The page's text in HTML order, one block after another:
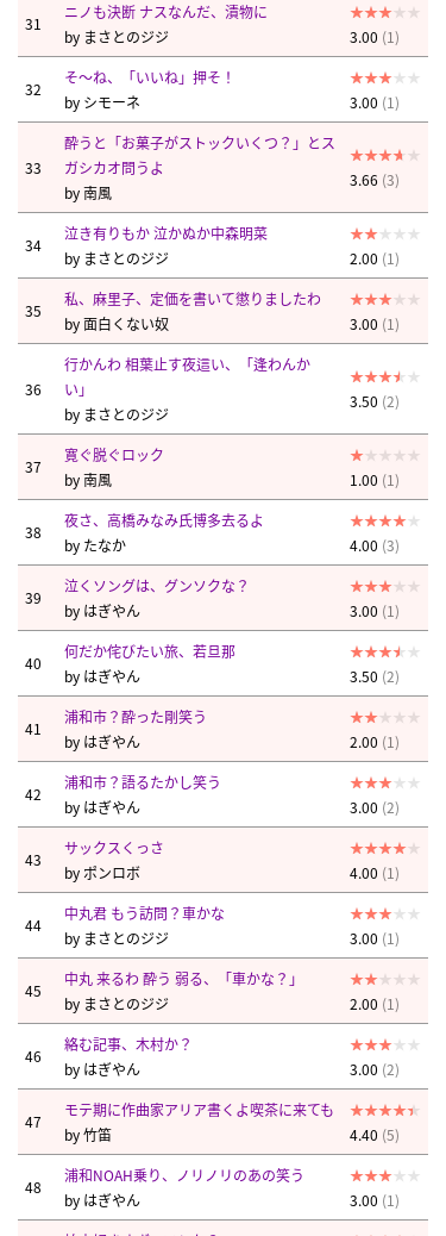
31
ニノも決断 ナスなんだ、漬物に
by まさとのジジ 3.00 (1)
32
そ～ね、「いいね」押そ！
by シモーネ 3.00 (1)
33
酔うと「お菓子がストックいくつ？」とス
ガシカオ問うよ
by南風
3.66 (3)
34
泣き有りもか 泣かぬか中森明菜
by まさとのジジ 2.00 (1)
35
私、麻里子、定価を書いて懲りましたわ
by面白くない奴 3.00 (1)
36
行かんわ 相葉止す夜這い、「逢わんか
い」
by まさとのジジ
3.50 (2)
37
寛ぐ脱ぐロック
by南風 1.00 (1)
38
夜さ、高橋みなみ氏博多去るよ
by たなか 4.00 (3)
39
泣くソングは、グンソクな？
by はぎやん 3.00 (1)
40
何だか侘びたい旅、若旦那
by はぎやん 3.50 (2)
41
浦和市？酔った剛笑う
by はぎやん 2.00 (1)
42
浦和市？語るたかし笑う
by はぎやん 3.00 (2)
43
サックスくっさ
by ポンロボ 4.00 (1)
44
中丸君 もう訪問？車かな
by まさとのジジ 3.00 (1)
45
中丸 来るわ 酔う 弱る、「車かな？」
by まさとのジジ 2.00 (1)
46
絡む記事、木村か？
by はぎやん 3.00 (2)
47
モテ期に作曲家アリア書くよ喫茶に来ても
by竹笛 4.40 (5)
48
浦和NOAH乗り、ノリノリのあの笑う
by はぎやん 3.00 (1)